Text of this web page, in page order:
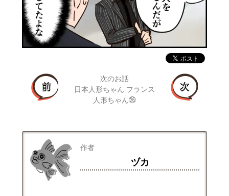
次のお話
日本人形ちゃん フランス
人形ちゃん㉖
作者
ヅカ